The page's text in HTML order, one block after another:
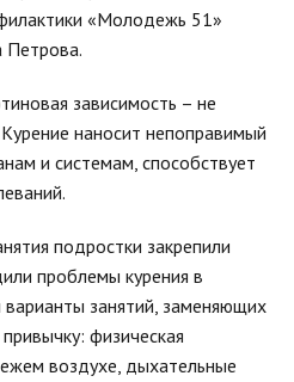
«Молодежь 51»
Петрова.
зависимость – не
наносит непоправимый
и системам, способствует
подростки закрепили
проблемы курения в
занятий, заменяющих
физическая
воздухе, дыхательные